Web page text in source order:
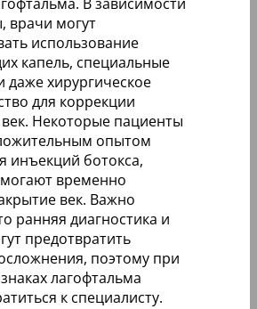
В зависимости
врачи могут
использование
капель, специальные
даже хирургическое
для коррекции
Некоторые пациенты
опытом
инъекций ботокса,
временно
век. Важно
ранняя диагностика и
предотвратить
поэтому при
лагофтальма
к специалисту.